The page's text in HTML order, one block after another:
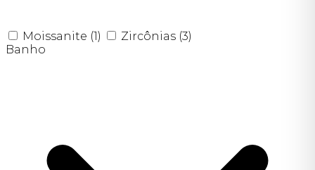
Moissanite (1) Zircônias (3)
Banho